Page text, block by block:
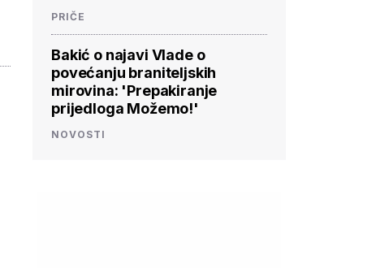
PRIČE
Bakić o najavi Vlade o
povećanju braniteljskih
mirovina: 'Prepakiranje
prijedloga Možemo!'
NOVOSTI